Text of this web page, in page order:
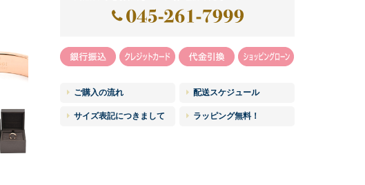
ご購入の流れ 配送スケジュール
サイズ表記につきまして ラッピング無料！